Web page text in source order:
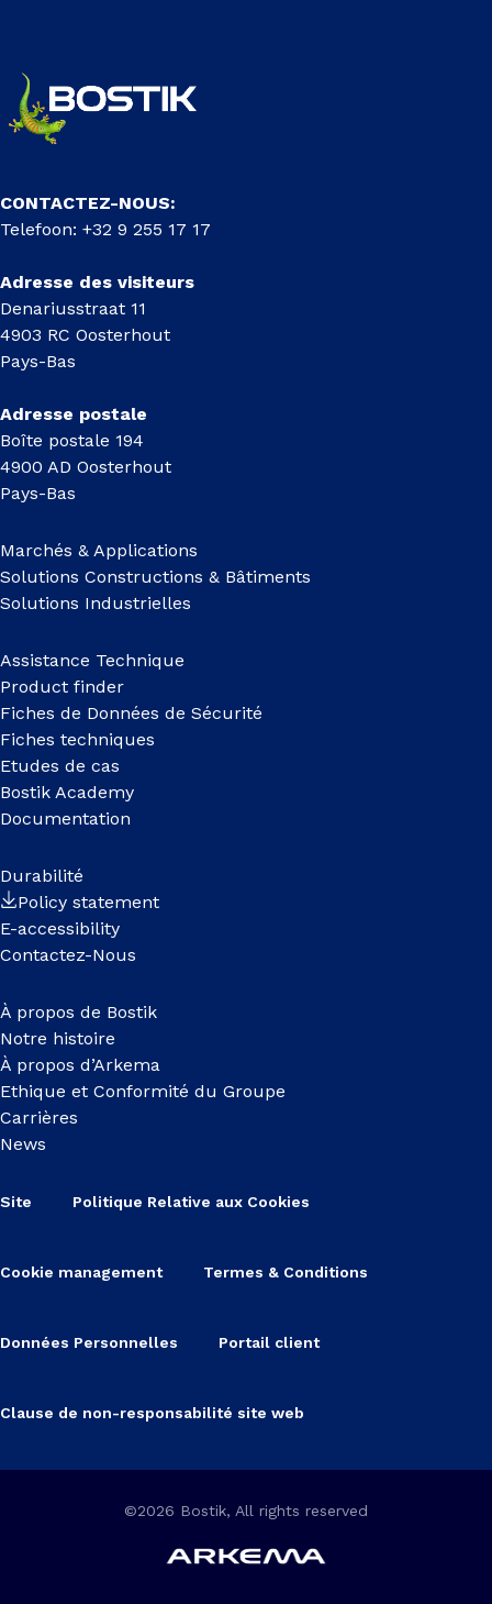
CONTACTEZ-NOUS:
Telefoon: +32 9 255 17 17
Adresse des visiteurs
Denariusstraat 11
4903 RC Oosterhout
Pays-Bas
Adresse postale
Boîte postale 194
4900 AD Oosterhout
Pays-Bas
Marchés & Applications
Solutions Constructions & Bâtiments
Solutions Industrielles
Assistance Technique
Product finder
Fiches de Données de Sécurité
Fiches techniques
Etudes de cas
Bostik Academy
Documentation
Durabilité
Policy statement
E-accessibility
Contactez-Nous
À propos de Bostik
Notre histoire
À propos d’Arkema
Ethique et Conformité du Groupe
Carrières
News
Site Politique Relative aux Cookies
Cookie management Termes & Conditions
Données Personnelles Portail client
Clause de non-responsabilité site web
©2026 Bostik, All rights reserved